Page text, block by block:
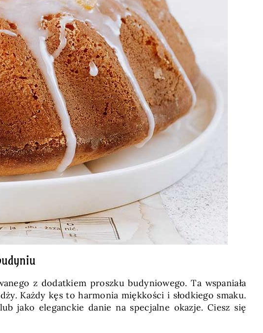
z dodatkiem proszku budyniowego. Ta wspaniała
Każdy kęs to harmonia miękkości i słodkiego smaku.
jako eleganckie danie na specjalne okazje. Ciesz się